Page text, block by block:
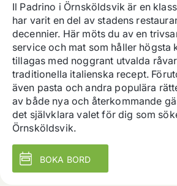
Il Padrino i Örnsköldsvik är en
har varit en del av stadens
decennier. Här möts du av en
service och mat som håller högsta
tillagas med noggrant utvalda
traditionella italienska recept.
även pasta och andra populära
av både nya och återkommande
det självklara valet för dig som
Örnsköldsvik.
BOKA BORD